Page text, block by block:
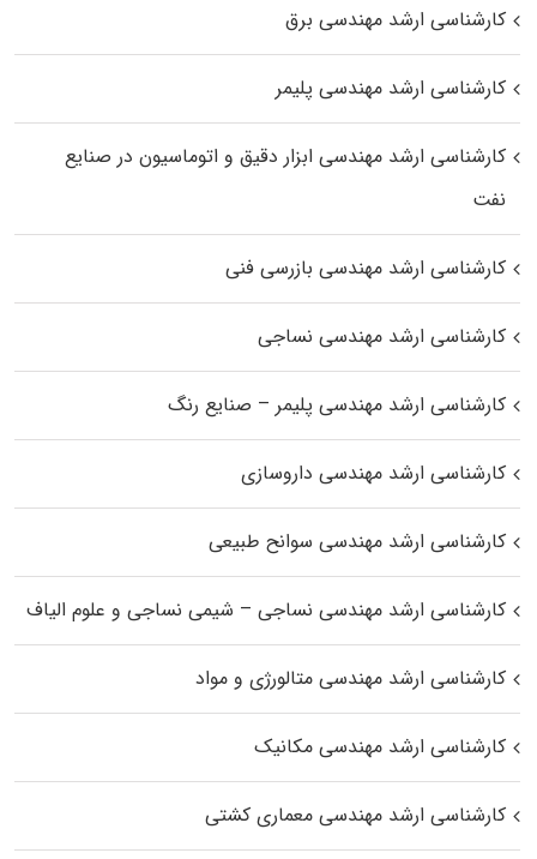
کارشناسی ارشد مهندسی برق
کارشناسی ارشد مهندسی پلیمر
کارشناسی ارشد مهندسی ابزار دقیق و اتوماسیون در صنایع
نفت
کارشناسی ارشد مهندسی بازرسی فنی
کارشناسی ارشد مهندسی نساجی
کارشناسی ارشد مهندسی پلیمر – صنایع رنگ
کارشناسی ارشد مهندسی داروسازی
کارشناسی ارشد مهندسی سوانح طبیعی
کارشناسی ارشد مهندسی نساجی – شیمی نساجی و علوم الیاف
کارشناسی ارشد مهندسی متالورژی و مواد
کارشناسی ارشد مهندسی مکانیک
کارشناسی ارشد مهندسی معماری کشتی